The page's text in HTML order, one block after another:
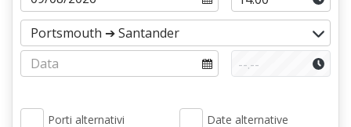
Porti alternativi Date alternative